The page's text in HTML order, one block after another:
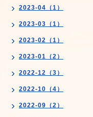
2023-04（1）
2023-03（1）
2023-02（1）
2023-01（2）
2022-12（3）
2022-10（4）
2022-09（2）